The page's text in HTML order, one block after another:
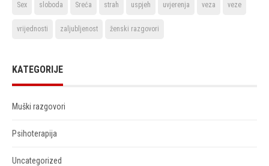
Sex sloboda Sreća strah uspjeh uvjerenja veza veze
vrijednosti zaljubljenost ženski razgovori
KATEGORIJE
Muški razgovori
Psihoterapija
Uncategorized